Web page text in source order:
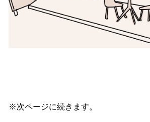
※次ページに続きます。